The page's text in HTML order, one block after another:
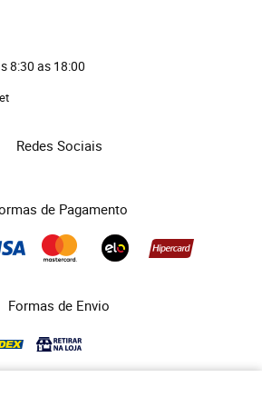
8:30 as 18:00
Redes Sociais
de Pagamento
Formas de Envio